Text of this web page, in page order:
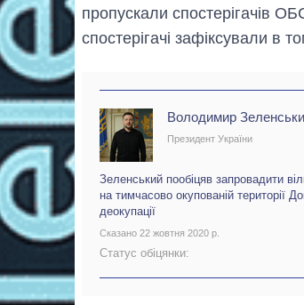
пропускали спостерігачів
спостерігачі зафіксували в
Володимир
Президент України
Зеленський пообіцяв запровадити
на тимчасово окупованій території
деокупації
Сказано 22 жовтня 2020 р.
Статус обіцянки: